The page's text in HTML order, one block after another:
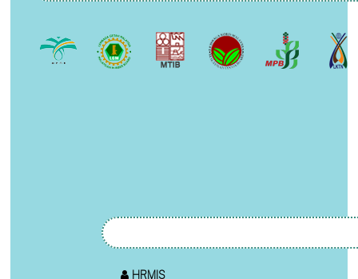
HRMIS